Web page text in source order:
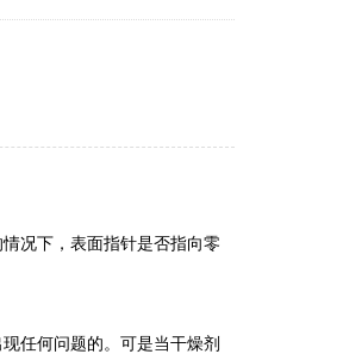
况下，表面指针是否指向零
任何问题的。可是当干燥剂